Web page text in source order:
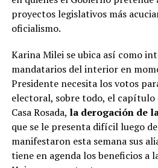
proyectos legislativos más
oficialismo.
Karina Milei se ubica así como
mandatarios del interior en
Presidente necesita los votos
electoral, sobre todo, el capítulo
Casa Rosada, la derogación de
que se le presenta difícil luego
manifestaron esta semana sus
tiene en agenda los beneficios a